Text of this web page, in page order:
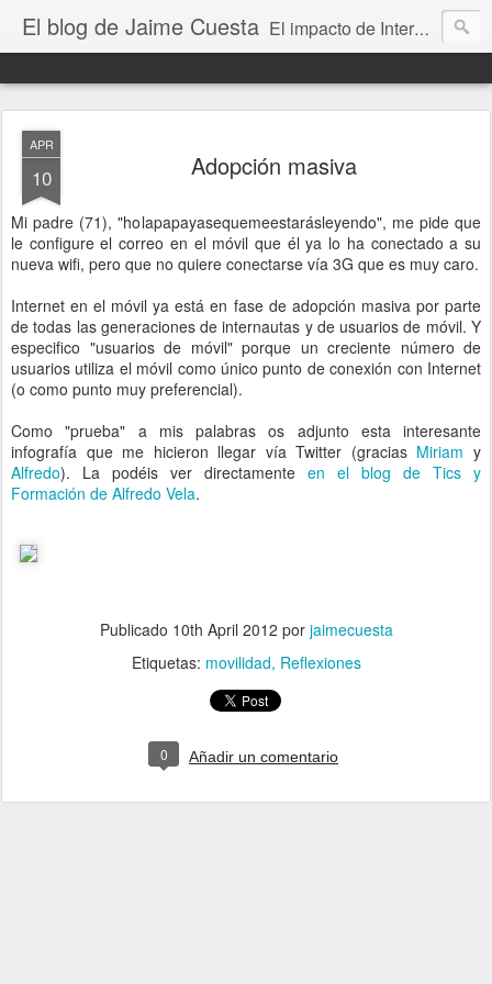
El blog de Jaime Cuesta El impacto de Internet en la sociedad visto con mis propios ojos
APR
10 Adopción masiva
Mi padre (71), "holapapayasequemeestarásleyendo", me pide que
le configure el correo en el móvil que él ya lo ha conectado a su
nueva wifi, pero que no quiere conectarse vía 3G que es muy caro.
Internet en el móvil ya está en fase de adopción masiva por parte
de todas las generaciones de internautas y de usuarios de móvil. Y
especifico "usuarios de móvil" porque un creciente número de
usuarios utiliza el móvil como único punto de conexión con Internet
(o como punto muy preferencial).
Como "prueba" a mis palabras os adjunto esta interesante
infografía que me hicieron llegar vía Twitter (gracias Miriam y
Alfredo). La podéis ver directamente en el blog de Tics y
Formación de Alfredo Vela.
Publicado 10th April 2012 por jaimecuesta
Etiquetas: movilidad Reflexiones
0 Añadir un comentario